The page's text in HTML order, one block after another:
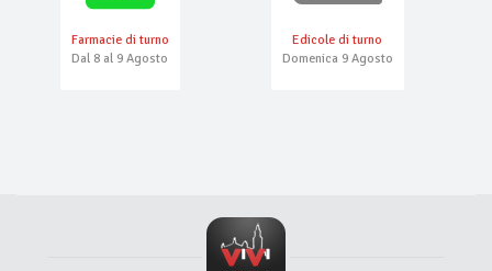
Farmacie di turno
Dal 8 al 9 Agosto
Edicole di turno
Domenica 9 Agosto